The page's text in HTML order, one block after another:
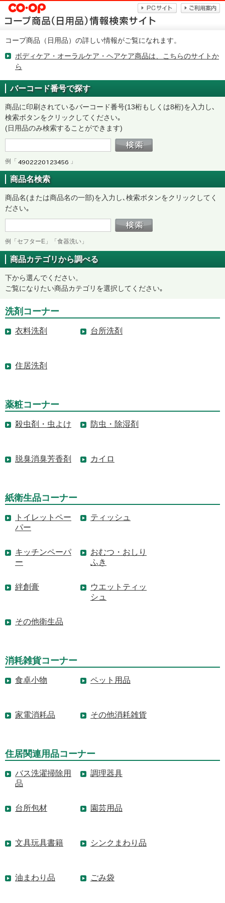
コープ商品（日用品）の詳しい情報がご覧になれます。
ボディケア・オーラルケア・ヘアケア商品は、こちらのサイトか
ら
バーコード番号で探す
商品に印刷されているバーコード番号(13桁もしくは8桁)を入力し､
検索ボタンをクリックしてください｡
(日用品のみ検索することができます)
例「 」
商品名検索
商品名(または商品名の一部)を入力し､検索ボタンをクリックしてく
ださい｡
例「セフターE」「食器洗い」
商品カテゴリから調べる
下から選んでください。
ご覧になりたい商品カテゴリを選択してください｡
洗剤コーナー
衣料洗剤 台所洗剤
住居洗剤
薬粧コーナー
殺虫剤・虫よけ 防虫・除湿剤
脱臭消臭芳香剤 カイロ
紙衛生品コーナー
トイレットペー
パー
ティッシュ
キッチンペーパ
ー
おむつ・おしり
ふき
絆創膏
ウエットティッ
シュ
その他衛生品
消耗雑貨コーナー
食卓小物 ペット用品
家電消耗品 その他消耗雑貨
住居関連用品コーナー
バス洗濯掃除用
品
調理器具
台所包材 園芸用品
文具玩具書籍 シンクまわり品
油まわり品 ごみ袋